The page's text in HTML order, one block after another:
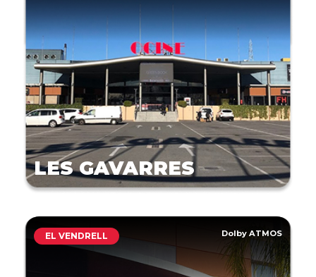
LES GAVARRES
EL VENDRELL Dolby ATMOS